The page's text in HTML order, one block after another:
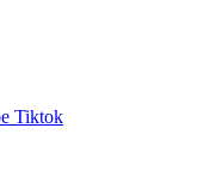
Tiktok